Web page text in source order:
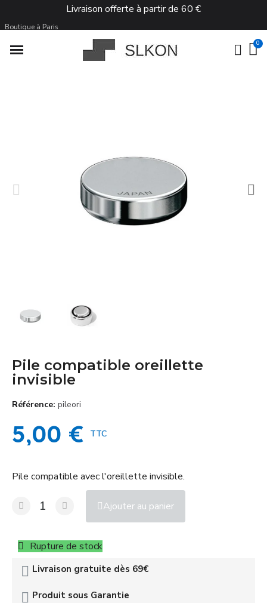
Livraison offerte à partir de 60 €
Boutique à Paris
Pile compatible oreillette
invisible
Référence pileori
5,00 € TTC
Pile compatible avec l'oreillette invisible.
Ajouter au panier
Rupture de stock
Livraison gratuite dès 69€
Produit sous Garantie